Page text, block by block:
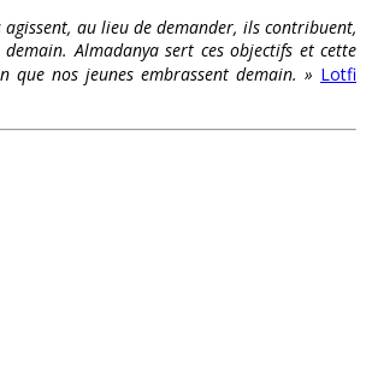
au lieu de demander, ils contribuent,
Almadanya sert ces objectifs et cette
que nos jeunes embrassent demain. » Lotfi